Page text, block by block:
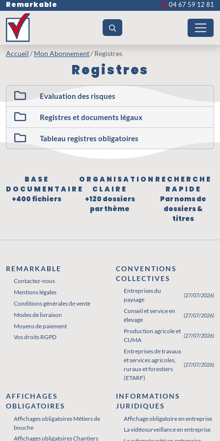
Remarkable 04 67 59 12 81
Accueil Mon Abonnement Registres
Registres
Evaluation des risques
Registres et documents légaux
Tableau registres obligatoires
BASE
DOCUMENTAIRE
+400 fichiers
ORGANISATION
CLAIRE
+120 dossiers
par thème
RECHERCHE
RAPIDE
Par noms de
dossiers &
titres
REMARKABLE
Contactez-nous
Mentions légales
Conditions générales de vente
Modes de livraison
Moyens de paiement
Vos droits RGPD
CONVENTIONS
COLLECTIVES
Entreprises du
paysage
(27/07/2026)
Conseil et service en
élevage
(27/07/2026)
Production agricole et
CUMA
(27/07/2026)
Entreprises de travaux
et services agricoles,
ruraux et forestiers
(ETARF)
(27/07/2026)
AFFICHAGES
OBLIGATOIRES
Affichages obligatoires Métiers de
bouche
Affichages obligatoires Chantiers
Affichages obligatoires Pharmacie
INFORMATIONS
JURIDIQUES
Affichage obligatoire en entreprise
La vidéosurveillance en entreprise